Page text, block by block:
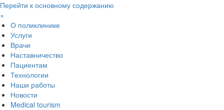
Перейти к основному содержанию
×
О поликлинике
Услуги
Врачи
Наставничество
Пациентам
Технологии
Наши работы
Новости
Medical tourism